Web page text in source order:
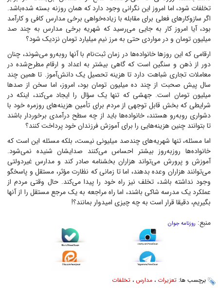
تخلفات شود، اما امروز این نگرانی وجود دارد که همان روزنه بسته شده‌باشد.
اگر سازوکار‌های فعلی برای مقابله با زیاده‌خواهی برخی مدارس کافی و کارآمد
بود، آیا امروز کار به جایی می‌رسید که شهریه برخی مدارس به چند صد
میلیون تومان و در مواردی حتی به مرز نیم میلیارد تومان نزدیک شود؟
ارقامی که این روز‌ها خانواده‌ها در زمان ثبت‌نام با آنها روبه‌رو می‌شوند، چنان
دور از ذهن و سنگین است که گاهی بیشتر به اعداد و ارقام مطرح‌شده در
معاملات تجاری شباهت دارد تا هزینه تحصیل یک دانش‌آموز. تا همین چند
سال پیش صحبت از چند ده میلیون تومان بود، امروز، اما سخن از صد‌ها
میلیون تومان است. جهشی که تنها یک سؤال را ایجاد می‌کند، اینکه در
شرایطی که بخش قابل توجهی از مردم برای تأمین هزینه‌های روزمره خود با
دشواری روبه‌رو هستند، خانواده‌ها باید از چه سطح درآمدی برخوردار باشند
تا بتوانند چنین هزینه‌هایی را برای آموزش فرزندان خود پرداخت کنند؟
اما مسئله، تنها شهریه‌های چندصد میلیونی نیست، بلکه مسئله این است که
خانواده‌ها روزبه‌روز بیشتر احساس می‌کنند صدایشان شنیده نمی‌شود.
آموزش و پرورش می‌تواند هزاران بخشنامه صادر کند و مدارس غیردولتی
می‌توانند هزاران وعده بدهند، اما تا زمانی که نظارت مؤثر، مستقل و پاسخگو
وجود نداشته باشد، تخلف نیز راه خود را پیدا می‌کند. حال وقتی مردم از
عملکرد یک مدرسه شاکی باشند، اما راه مراجعه به یک مرجع مستقل را از آنها
بگیریم، دقیقا قرار است به چه چیزی امیدوار بمانند؟!
منبع: روزنامه جوان
برچسب ها: تعزیرات ، مدارس ، تخلفات